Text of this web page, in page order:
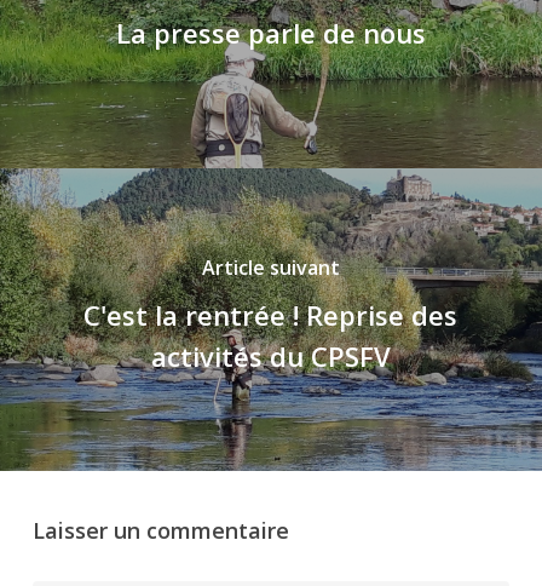
La presse parle de nous
Article suivant
C'est la rentrée ! Reprise des
activités du CPSFV
Laisser un commentaire